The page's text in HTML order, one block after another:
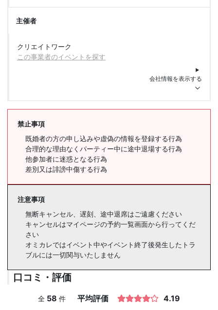
主催者
クリエイトワーク
この事業者のイベントを探す
会社情報を表示する
禁止事項
既婚者の方の申し込みや虚偽の情報を登録する行為
合理的な理由なくパーティー中に途中退場する行為
他参加者に迷惑となる行為
差別又は誹謗中傷する行為
注意事項
無断キャンセル、遅刻、途中退席はご遠慮ください
キャンセルはマイページの予約一覧画面から行ってくだ
さい
オミカレではイベント中やイベント終了後発生したトラ
ブルには一切関与いたしません
口コミ・評価
全 58 件 平均評価 4.19